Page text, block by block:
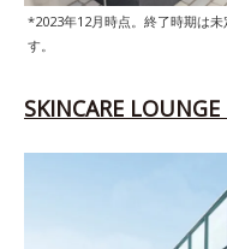
*2023年12月時点。終了時期は未
す。
SKINCARE LOUNGE